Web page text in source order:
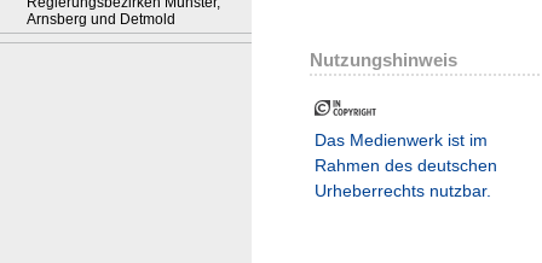
Arnsberg und Detmold
Nutzungshinweis
Das Medienwerk ist im
Rahmen des deutschen
Urheberrechts nutzbar.